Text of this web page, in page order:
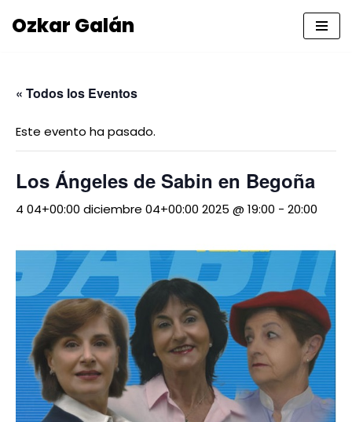
Ozkar Galán
« Todos los Eventos
Este evento ha pasado.
Los Ángeles de Sabin en Begoña
4 04+00:00 diciembre 04+00:00 2025 @ 19:00 - 20:00